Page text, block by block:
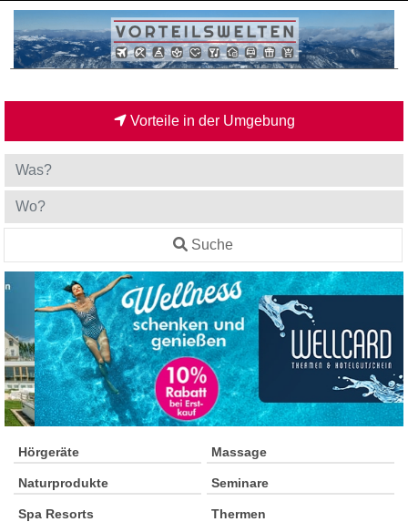
Vorteile in der Umgebung
Suche
Hörgeräte Massage
Naturprodukte Seminare
Spa Resorts Thermen